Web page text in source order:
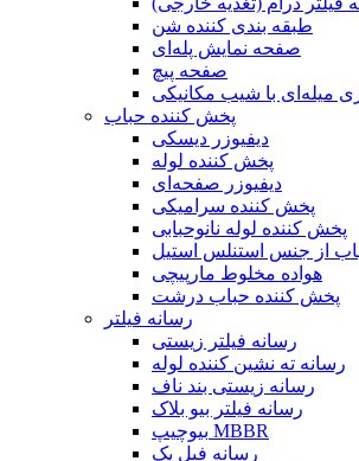
طبقه بندی کننده شن
صفحه نمایش پله‌ای
صفحه پیچ
میله‌ای با شیب مکانیکی
پخش کننده حباب
دیفیوزر دیسکی
پخش کننده لوله
دیفیوزر صفحه‌ای
پخش کننده سرامیکی
پخش کننده لوله نانوحبابی
از جنس استنلس استیل
هواده مخلوط مارپیچی
پخش کننده حباب درشت
رسانه فیلتر
رسانه فیلتر زیستی
رسانه ته نشین کننده لوله
رسانه زیستی بند ناف
رسانه فیلتر بیو بلاک
بیوچیپ MBBR
رسانه فیل پک